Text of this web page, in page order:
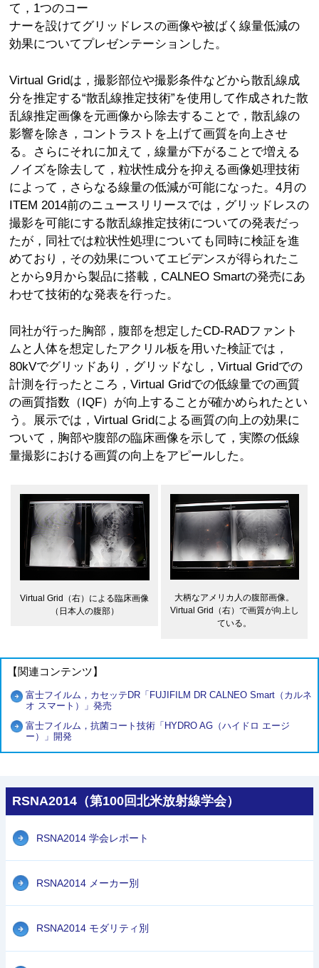
て，1つのコー
ナーを設けてグリッドレスの画像や被ばく線量低減の
効果についてプレゼンテーションした。
Virtual Gridは，撮影部位や撮影条件などから散乱線成
分を推定する“散乱線推定技術”を使用して作成された散
乱線推定画像を元画像から除去することで，散乱線の
影響を除き，コントラストを上げて画質を向上させ
る。さらにそれに加えて，線量が下がることで増える
ノイズを除去して，粒状性成分を抑える画像処理技術
によって，さらなる線量の低減が可能になった。4月の
ITEM 2014前のニュースリリースでは，グリッドレスの
撮影を可能にする散乱線推定技術についての発表だっ
たが，同社では粒状性処理についても同時に検証を進
めており，その効果についてエビデンスが得られたこ
とから9月から製品に搭載，CALNEO Smartの発売にあ
わせて技術的な発表を行った。
同社が行った胸部，腹部を想定したCD-RADファント
ムと人体を想定したアクリル板を用いた検証では，
80kVでグリッドあり，グリッドなし，Virtual Gridでの
計測を行ったところ，Virtual Gridでの低線量での画質
の画質指数（IQF）が向上することが確かめられたとい
う。展示では，Virtual Gridによる画質の向上の効果に
ついて，胸部や腹部の臨床画像を示して，実際の低線
量撮影における画質の向上をアピールした。
Virtual Grid（右）による臨床画像
（日本人の腹部）
大柄なアメリカ人の腹部画像。
Virtual Grid（右）で画質が向上し
ている。
【関連コンテンツ】
富士フイルム，カセッテDR「FUJIFILM DR CALNEO Smart（カルネ
オ スマート）」発売
富士フイルム，抗菌コート技術「HYDRO AG（ハイドロ エージ
ー）」開発
RSNA2014（第100回北米放射線学会）
RSNA2014 学会レポート
RSNA2014 メーカー別
RSNA2014 モダリティ別